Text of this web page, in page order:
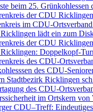
beim 25.
der CDU
im CDU-
lädt ein zum
der CDU
Doppelkopf-
des CDU-
des CDU-
Stadtbezirk Ricklingen
des CDU-
im Ortskern von
CDU–Treff: